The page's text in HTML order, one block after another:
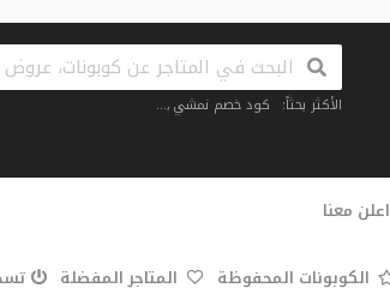
الأكثر بحثاً: كود خصم نمشي,...
تخطي
اعلن معنا
الكوبونات المحفوظة المتاجر المفضلة